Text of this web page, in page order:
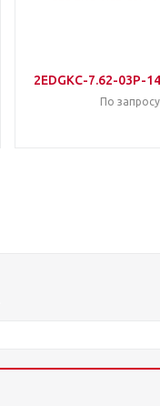
2EDGKC-7.62-03P-
По запросу